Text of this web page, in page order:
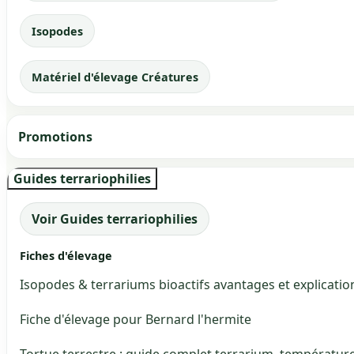
Isopodes
Matériel d'élevage Créatures
Promotions
Guides terrariophilies
Voir Guides terrariophilies
Fiches d'élevage
Isopodes & terrariums bioactifs avantages et
Fiche d'élevage pour Bernard l'hermite